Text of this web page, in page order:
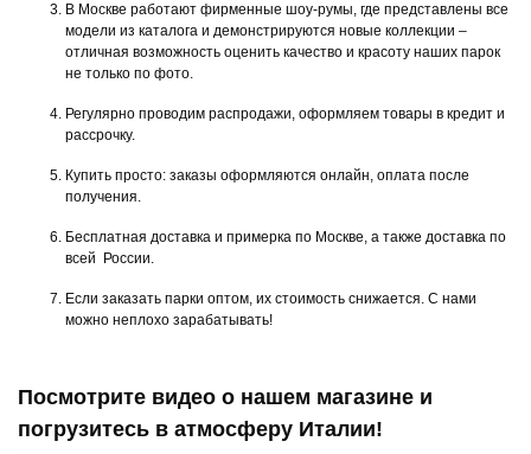
В Москве работают фирменные шоу-румы, где представлены все
модели из каталога и демонстрируются новые коллекции –
отличная возможность оценить качество и красоту наших парок
не только по фото.
Регулярно проводим распродажи, оформляем товары в кредит и
рассрочку.
Купить просто: заказы оформляются онлайн, оплата после
получения.
Бесплатная доставка и примерка по Москве, а также доставка по
всей России.
Если заказать парки оптом, их стоимость снижается. С нами
можно неплохо зарабатывать!
Посмотрите видео о нашем магазине и
погрузитесь в атмосферу Италии!